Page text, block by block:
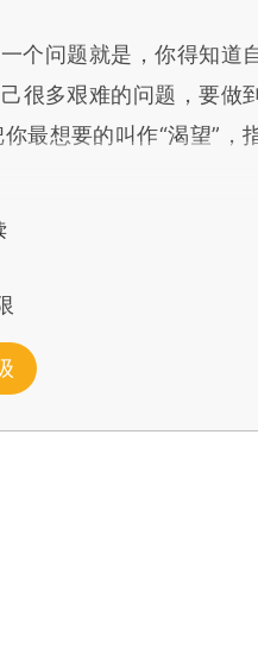
问题就是，你得知道
很多艰难的问题，要做到
最想要的叫作“渴望”，